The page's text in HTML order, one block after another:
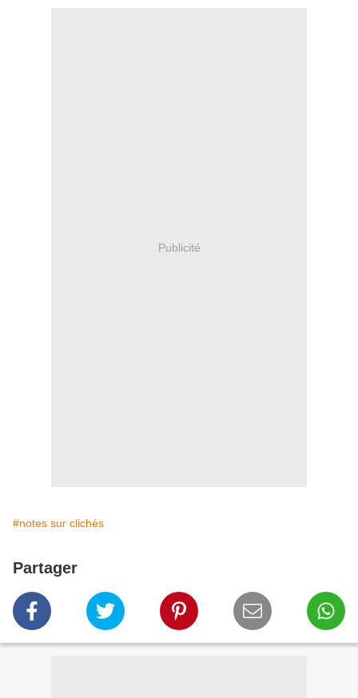
Publicité
#notes sur clichés
Partager